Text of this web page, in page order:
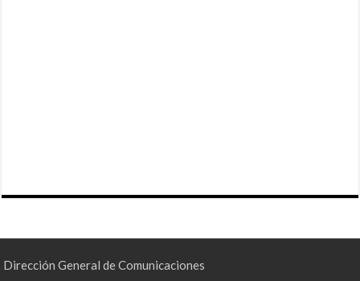
Dirección General de Comunicaciones